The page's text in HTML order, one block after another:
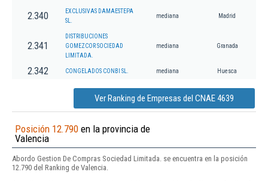
2.340
EXCLUSIVAS DAMAESTEPA
SL.
mediana Madrid
2.341
DISTRIBUCIONES
GOMEZCOR SOCIEDAD
LIMITADA.
mediana Granada
2.342 CONGELADOS CONBI SL. mediana Huesca
Ver Ranking de Empresas del CNAE 4639
Posición 12.790 en la provincia de
Valencia
Abordo Gestion De Compras Sociedad Limitada. se encuentra en la posición
12.790 del Ranking de Valencia.